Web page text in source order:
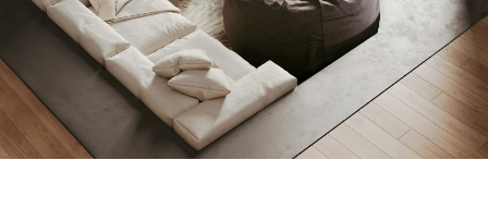
ГАРАНТИИ
Каждому изделию мы предлагаем 18 месячную
гарантию и сервисное обслуживание КОМФОРТ+
в течении 5 лет